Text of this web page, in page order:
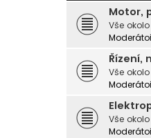
Motor,
Vše
Řízení,
Vše
Vše